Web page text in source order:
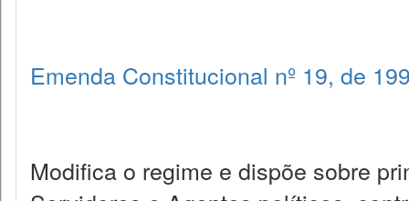
Emenda Constitucional nº 19, de
Modifica o regime e dispõe sobre